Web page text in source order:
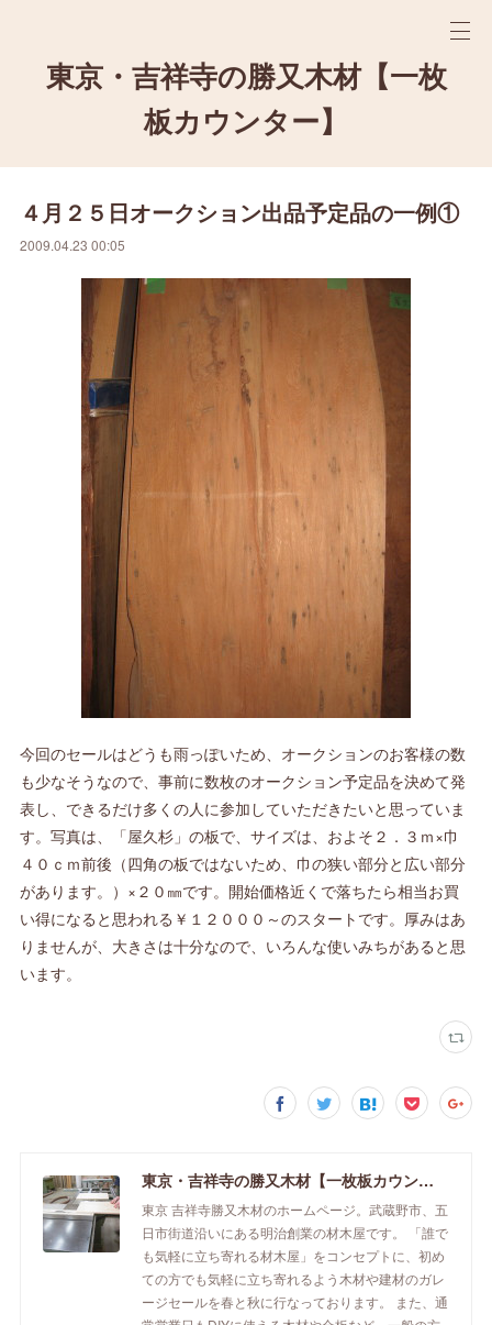
東京・吉祥寺の勝又木材【一枚
板カウンター】
４月２５日オークション出品予定品の一例①
2009.04.23 00:05
今回のセールはどうも雨っぽいため、オークションのお客様の数
も少なそうなので、事前に数枚のオークション予定品を決めて発
表し、できるだけ多くの人に参加していただきたいと思っていま
す。写真は、「屋久杉」の板で、サイズは、およそ２．３ｍ×巾
４０ｃｍ前後（四角の板ではないため、巾の狭い部分と広い部分
があります。）×２０㎜です。開始価格近くで落ちたら相当お買
い得になると思われる￥１２０００～のスタートです。厚みはあ
りませんが、大きさは十分なので、いろんな使いみちがあると思
います。
東京・吉祥寺の勝又木材【一枚板カウンター】
東京 吉祥寺勝又木材のホームページ。武蔵野市、五
日市街道沿いにある明治創業の材木屋です。 「誰で
も気軽に立ち寄れる材木屋」をコンセプトに、初め
ての方でも気軽に立ち寄れるよう木材や建材のガレ
ージセールを春と秋に行なっております。 また、通